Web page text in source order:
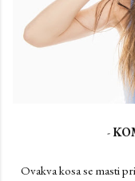
-
Ovakva kosa se masti